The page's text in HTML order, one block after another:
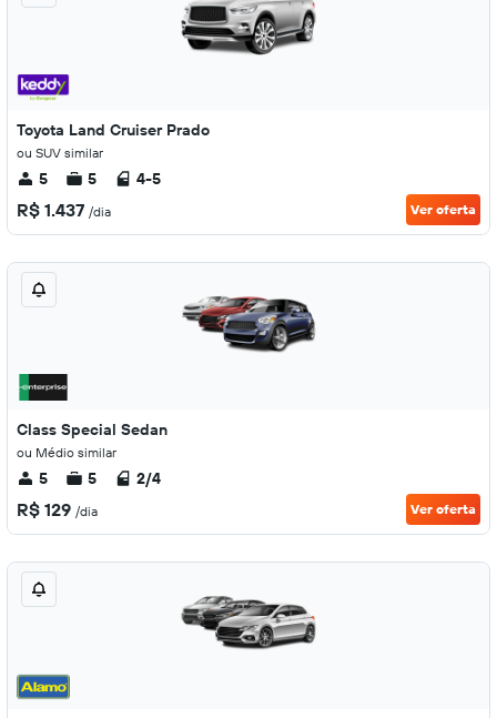
Toyota Land Cruiser Prado
ou SUV similar
5 5 4-5
R$ 1.437 /dia Ver oferta
Class Special Sedan
ou Médio similar
5 5 2/4
R$ 129 /dia Ver oferta